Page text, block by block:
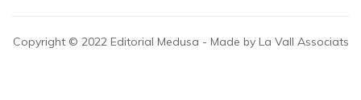
Copyright © 2022 Editorial Medusa - Made by La Vall Associats